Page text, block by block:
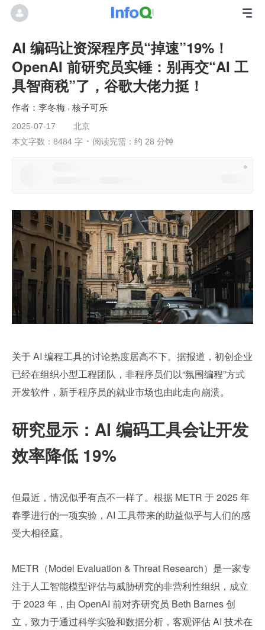
AI 编码让资深程序员“掉速”19%！
OpenAI 前研究员实锤：别再交“AI 工
具智商税”了，谷歌大佬力挺！
李冬梅 核子可乐
2025-07-17
北京
本文字数：8484 字
阅读完需：约 28 分钟
关于 AI 编程工具的讨论热度居高不下。据报道，初创企业
已经在组织小型工程团队，非程序员们以“氛围编程”方式
开发软件，新手程序员的就业市场也由此走向崩溃。
研究显示：AI 编码工具会让开发
效率降低 19%
但最近，情况似乎有点不一样了。根据 METR 于 2025 年
春季进行的一项实验，AI 工具带来的助益似乎与人们的感
受大相径庭。
METR（Model Evaluation & Threat Research）是一家专
注于人工智能模型评估与威胁研究的非营利性组织，成立
于 2023 年，由 OpenAI 前对齐研究员 Beth Barnes 创
立，致力于通过科学实验和数据分析，客观评估 AI 技术在